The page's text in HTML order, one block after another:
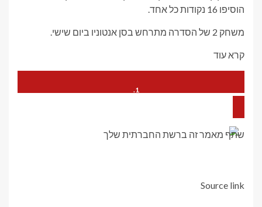
הוסיפו 16 נקודות כל אחד.
משחק 2 של הסדרה מתרחש בסן אנטוניו ביום שישי.
קרא עוד
שתף מאמר זה ברשת החברתית שלך
Source link